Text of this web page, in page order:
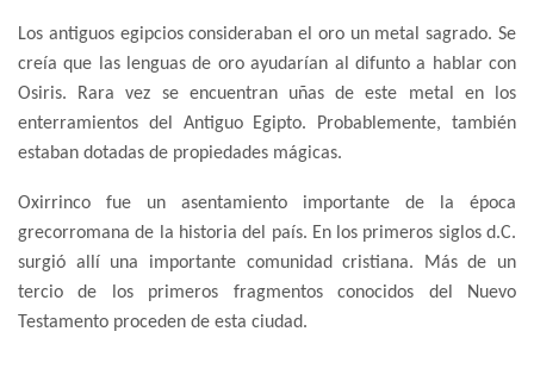
Los antiguos egipcios consideraban el oro un metal sagrado. Se
creía que las lenguas de oro ayudarían al difunto a hablar con
Osiris. Rara vez se encuentran uñas de este metal en los
enterramientos del Antiguo Egipto. Probablemente, también
estaban dotadas de propiedades mágicas.
Oxirrinco fue un asentamiento importante de la época
grecorromana de la historia del país. En los primeros siglos d.C.
surgió allí una importante comunidad cristiana. Más de un
tercio de los primeros fragmentos conocidos del Nuevo
Testamento proceden de esta ciudad.